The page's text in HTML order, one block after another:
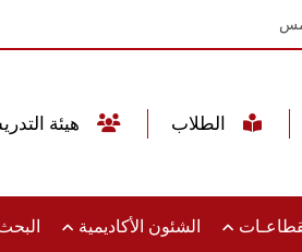
الشئون الأكاديمية